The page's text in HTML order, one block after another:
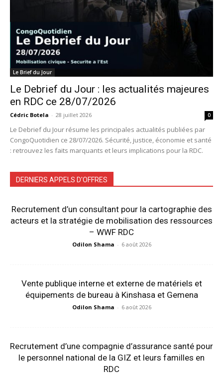
Le Brief du Jour
Le Debrief du Jour : les actualités majeures
en RDC ce 28/07/2026
Cédric Botela - 28 juillet 2026 0
Le Debrief du Jour résume les principales actualités publiées par
CongoQuotidien ce 28/07/2026. Sécurité, justice, économie et santé
: retrouvez les faits marquants et leurs implications pour la RDC.
DERNIERS APPELS D'OFFRES
Recrutement d’un consultant pour la cartographie des
acteurs et la stratégie de mobilisation des ressources
– WWF RDC
Odilon Shama - 6 août 2026
Vente publique interne et externe de matériels et
équipements de bureau à Kinshasa et Gemena
Odilon Shama - 6 août 2026
Recrutement d’une compagnie d’assurance santé pour
le personnel national de la GIZ et leurs familles en
RDC